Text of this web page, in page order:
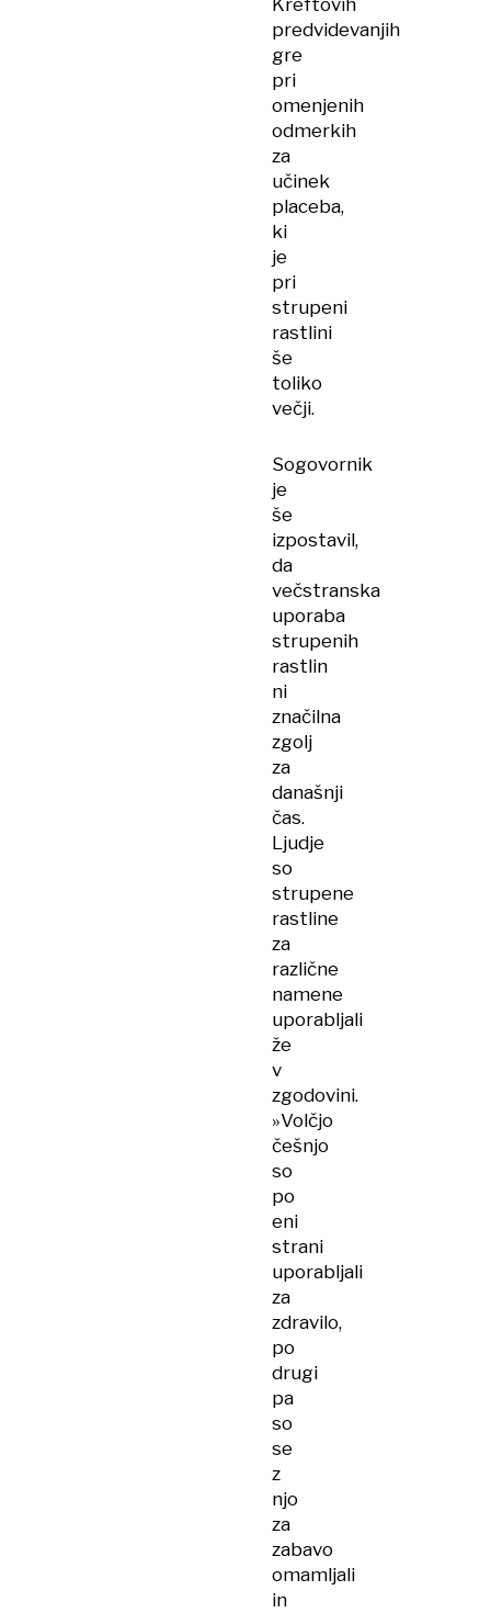
Kreftovih
predvidevanjih
gre
pri
omenjenih
odmerkih
za
učinek
placeba,
ki
je
pri
strupeni
rastlini
še
toliko
večji.
Sogovornik
je
še
izpostavil,
da
večstranska
uporaba
strupenih
rastlin
ni
značilna
zgolj
za
današnji
čas.
Ljudje
so
strupene
rastline
za
različne
namene
uporabljali
že
v
zgodovini.
»Volčjo
češnjo
so
po
eni
strani
uporabljali
za
zdravilo,
po
drugi
pa
so
se
z
njo
za
zabavo
omamljali
in